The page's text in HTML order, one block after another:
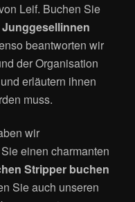
Leif. Buchen Sie
Junggesellinnen
beantworten wir
der Organisation
und erläutern ihnen
muss.
wir
einen charmanten
Stripper buchen
Sie auch unseren